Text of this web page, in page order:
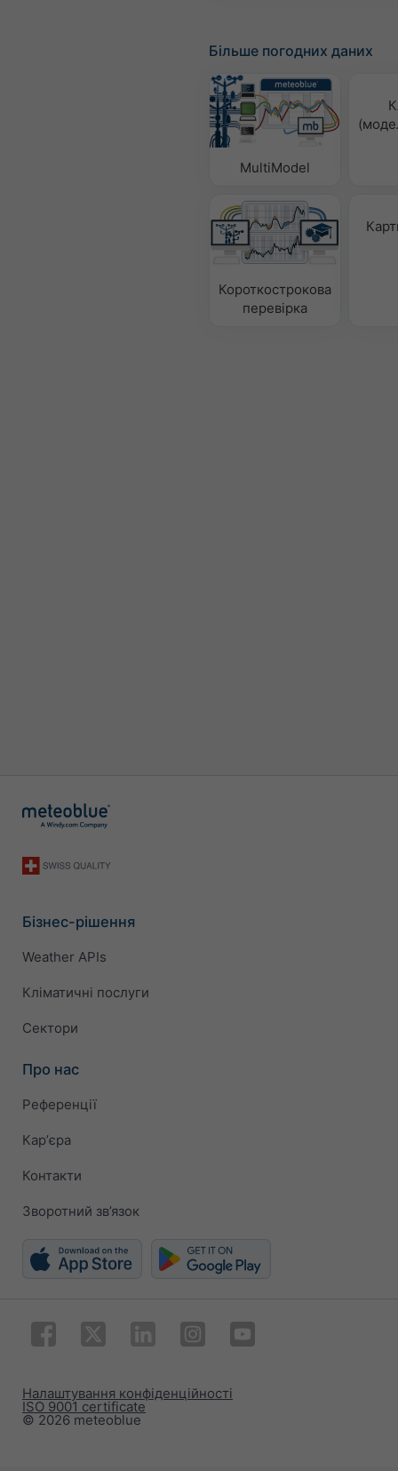
Більше погодних даних
MultiModel
Короткострокова
перевірка
Бізнес-рішення
Weather APIs
Кліматичні послуги
Сектори
Про нас
Референції
Карʼєра
Контакти
Зворотний зв’язок
© 2026 meteoblue
ISO 9001 certificate
Налаштування конфіденційності